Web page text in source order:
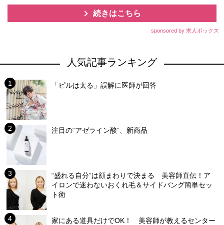
続きはこちら
sponsored by 求人ボックス
人気記事ランキング
「ピルは太る」誤解に医師が回答
注目の“アゼライン酸”、新商品
“盛れる自分”は顔まわりで決まる 美容師直伝！ア
イロンで迷わないおくれ毛＆サイドバング簡単セッ
ト術
家にある道具だけでOK！ 美容師が教えるセンター